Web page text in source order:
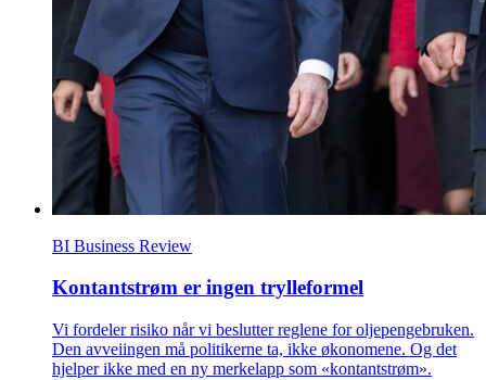
BI Business Review
Kontantstrøm er ingen trylleformel
Vi fordeler risiko når vi beslutter reglene for oljepengebruken.
Den avveiingen må politikerne ta, ikke økonomene. Og det
hjelper ikke med en ny merkelapp som «kontantstrøm».